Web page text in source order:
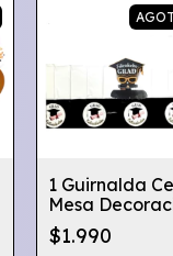
1 Guirnalda
Mesa
Graduación
Globifiesta
$1.990